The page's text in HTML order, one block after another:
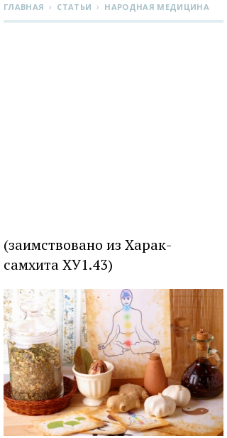
ГЛАВНАЯ › СТАТЬИ › НАРОДНАЯ МЕДИЦИНА
(заимствовано из Харак-
самхита ХУ1.43)